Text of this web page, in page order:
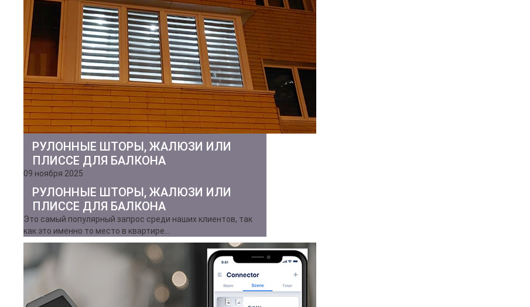
РУЛОННЫЕ ШТОРЫ, ЖАЛЮЗИ ИЛИ
ПЛИССЕ ДЛЯ БАЛКОНА
09 ноября 2025
РУЛОННЫЕ ШТОРЫ, ЖАЛЮЗИ ИЛИ
ПЛИССЕ ДЛЯ БАЛКОНА
Это самый популярный запрос среди наших клиентов, так
как это именно то место в квартире…